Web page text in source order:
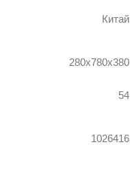
Китай
280х780х380
54
1026416